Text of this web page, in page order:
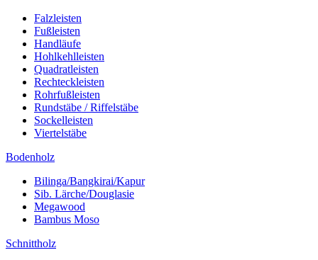
Falzleisten
Fußleisten
Handläufe
Hohlkehlleisten
Quadratleisten
Rechteckleisten
Rohrfußleisten
Rundstäbe / Riffelstäbe
Sockelleisten
Viertelstäbe
Bodenholz
Bilinga/Bangkirai/Kapur
Sib. Lärche/Douglasie
Megawood
Bambus Moso
Schnittholz